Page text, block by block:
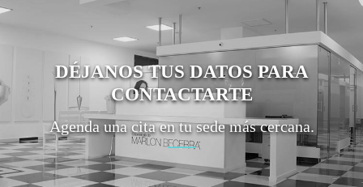
DÉJANOS TUS DATOS PARA
CONTACTARTE
Agenda una cita en tu sede más cercana.